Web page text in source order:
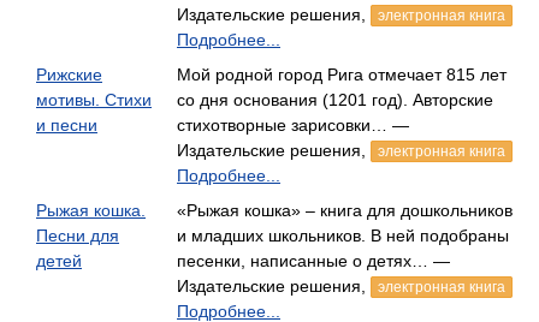
Издательские решения,
электронная книга
Подробнее...
Рижские
мотивы. Стихи
и песни
Мой родной город Рига отмечает 815 лет
со дня основания (1201 год). Авторские
стихотворные зарисовки… —
Издательские решения,
электронная книга
Подробнее...
Рыжая кошка.
Песни для
детей
«Рыжая кошка» – книга для дошкольников
и младших школьников. В ней подобраны
песенки, написанные о детях… —
Издательские решения,
электронная книга
Подробнее...